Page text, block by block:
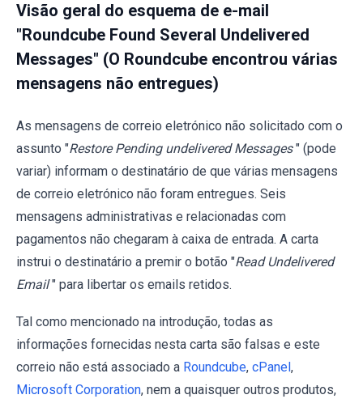
Visão geral do esquema de e-mail
"Roundcube Found Several Undelivered
Messages" (O Roundcube encontrou várias
mensagens não entregues)
As mensagens de correio eletrónico não solicitado com o
assunto "Restore Pending undelivered Messages " (pode
variar) informam o destinatário de que várias mensagens
de correio eletrónico não foram entregues. Seis
mensagens administrativas e relacionadas com
pagamentos não chegaram à caixa de entrada. A carta
instrui o destinatário a premir o botão "Read Undelivered
Email " para libertar os emails retidos.
Tal como mencionado na introdução, todas as
informações fornecidas nesta carta são falsas e este
correio não está associado a Roundcube, cPanel ,
Microsoft Corporation, nem a quaisquer outros produtos,